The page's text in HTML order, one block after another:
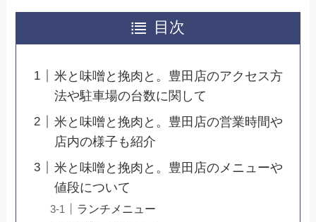
目次
米と味噌と挽肉と。豊田店のアクセス方
法や駐車場の台数に関して
米と味噌と挽肉と。豊田店の営業時間や
店内の様子も紹介
米と味噌と挽肉と。豊田店のメニューや
値段について
ランチメニュー